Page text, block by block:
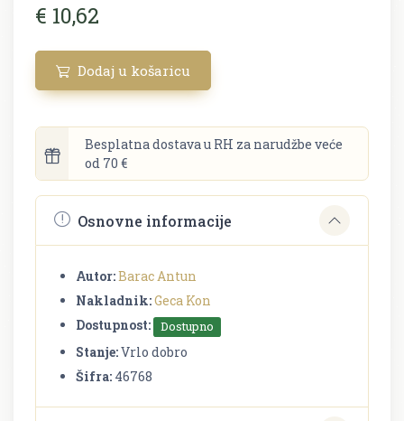
€ 10,62
Dodaj u košaricu
Besplatna dostava u RH za narudžbe veće
od 70 €
Osnovne informacije
Autor:Barac Antun
Nakladnik:Geca Kon
Dostupnost:
Dostupno
Stanje:Vrlo dobro
Šifra: 46768